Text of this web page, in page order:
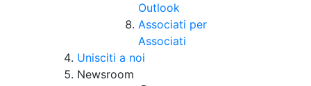
Outlook
Associati per
Associati
Unisciti a noi
Newsroom